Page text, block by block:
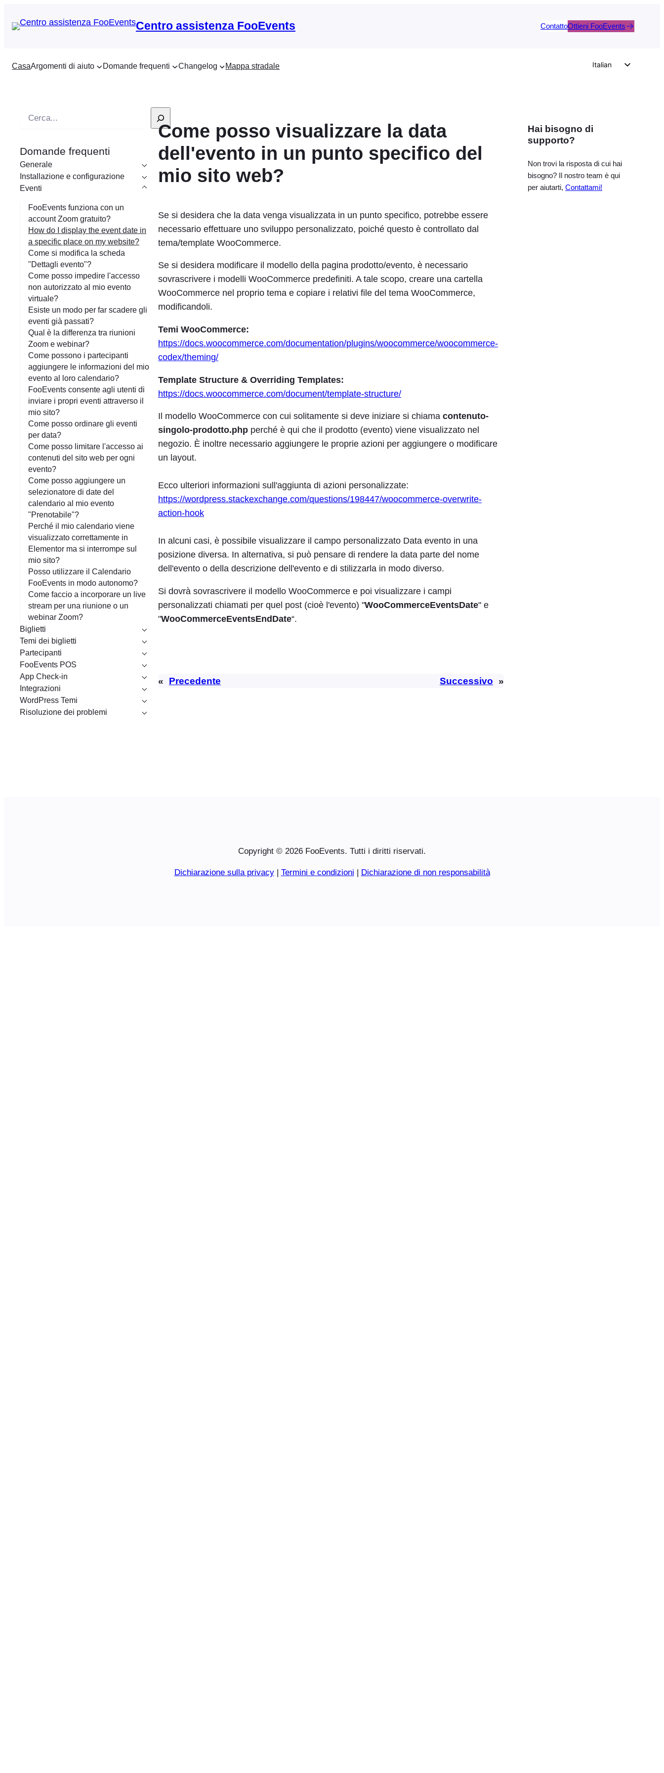
Centro assistenza FooEvents ContattoOttieni FooEvents
CasaArgomenti di aiuto Domande frequenti Changelog Mappa stradale
Italian
Spanish
French
Polish
e
r
c
Domande frequenti
Generale
Installazione e configurazione
Eventi
FooEvents funziona con un
account Zoom gratuito?
How do I display the event date in
a specific place on my website?
Come si modifica la scheda
"Dettagli evento"?
Come posso impedire l'accesso
non autorizzato al mio evento
virtuale?
Esiste un modo per far scadere gli
eventi già passati?
Qual è la differenza tra riunioni
Zoom e webinar?
Come possono i partecipanti
aggiungere le informazioni del mio
evento al loro calendario?
FooEvents consente agli utenti di
inviare i propri eventi attraverso il
mio sito?
Come posso ordinare gli eventi
per data?
Come posso limitare l'accesso ai
contenuti del sito web per ogni
evento?
Come posso aggiungere un
selezionatore di date del
calendario al mio evento
"Prenotabile"?
Perché il mio calendario viene
visualizzato correttamente in
Elementor ma si interrompe sul
mio sito?
Posso utilizzare il Calendario
FooEvents in modo autonomo?
Come faccio a incorporare un live
stream per una riunione o un
webinar Zoom?
Biglietti
Temi dei biglietti
Partecipanti
FooEvents POS
App Check-in
Integrazioni
WordPress Temi
Risoluzione dei problemi
Come posso visualizzare la data
dell'evento in un punto specifico del
mio sito web?
Se si desidera che la data venga visualizzata in un punto specifico, potrebbe essere
necessario effettuare uno sviluppo personalizzato, poiché questo è controllato dal
tema/template WooCommerce.
Se si desidera modificare il modello della pagina prodotto/evento, è necessario
sovrascrivere i modelli WooCommerce predefiniti. A tale scopo, creare una cartella
WooCommerce nel proprio tema e copiare i relativi file del tema WooCommerce,
modificandoli.
Temi WooCommerce:
https://docs.woocommerce.com/documentation/plugins/woocommerce/woocommerce-
codex/theming/
Template Structure & Overriding Templates:
https://docs.woocommerce.com/document/template-structure/
Il modello WooCommerce con cui solitamente si deve iniziare si chiama contenuto-
singolo-prodotto.php perché è qui che il prodotto (evento) viene visualizzato nel
negozio. È inoltre necessario aggiungere le proprie azioni per aggiungere o modificare
un layout.
Ecco ulteriori informazioni sull'aggiunta di azioni personalizzate:
https://wordpress.stackexchange.com/questions/198447/woocommerce-overwrite-
action-hook
In alcuni casi, è possibile visualizzare il campo personalizzato Data evento in una
posizione diversa. In alternativa, si può pensare di rendere la data parte del nome
dell'evento o della descrizione dell'evento e di stilizzarla in modo diverso.
Si dovrà sovrascrivere il modello WooCommerce e poi visualizzare i campi
personalizzati chiamati per quel post (cioè l'evento) "WooCommerceEventsDate" e
"WooCommerceEventsEndDate“.
« Precedente Successivo »
Hai bisogno di
supporto?
Non trovi la risposta di cui hai
bisogno? Il nostro team è qui
per aiutarti, Contattami!
Copyright © 2026 FooEvents. Tutti i diritti riservati.
Dichiarazione sulla privacy| Termini e condizioni | Dichiarazione di non responsabilità